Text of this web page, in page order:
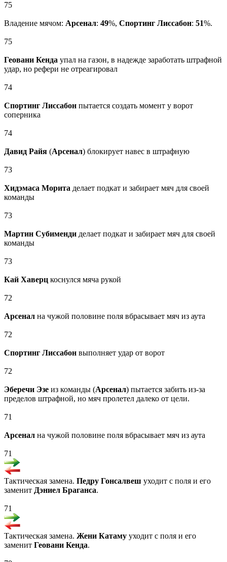
75
Владение мячом: Арсенал: 49%, Спортинг Лиссабон: 51%.
75
Геовани Кенда упал на газон, в надежде заработать штрафной
удар, но рефери не отреагировал
74
Спортинг Лиссабон пытается создать момент у ворот
соперника
74
Давид Райя (Арсенал) блокирует навес в штрафную
73
Хидэмаса Морита делает подкат и забирает мяч для своей
команды
73
Мартин Субименди делает подкат и забирает мяч для своей
команды
73
Кай Хаверц коснулся мяча рукой
72
Арсенал на чужой половине поля вбрасывает мяч из аута
72
Спортинг Лиссабон выполняет удар от ворот
72
Эберечи Эзе из команды (Арсенал) пытается забить из-за
пределов штрафной, но мяч пролетел далеко от цели.
71
Арсенал на чужой половине поля вбрасывает мяч из аута
71
Тактическая замена. Педру Гонсалвеш уходит с поля и его
заменит Дэниел Браганса.
71
Тактическая замена. Жени Катаму уходит с поля и его
заменит Геовани Кенда.